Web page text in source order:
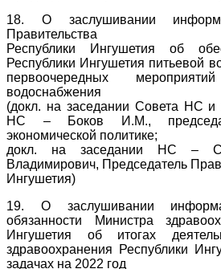
18. О заслушивании
Правительства
Республики Ингушетия об
Республики Ингушетия питьевой
первоочередных
водоснабжения
(докл. на заседании Совета НС и
НС – Боков И.М.,
экономической политике;
докл. на заседании НС –
Владимирович, Председатель
Ингушетия)
19. О заслушивании
обязанности Министра
Ингушетия об итогах
здравоохранения Республики
задачах на 2022 год